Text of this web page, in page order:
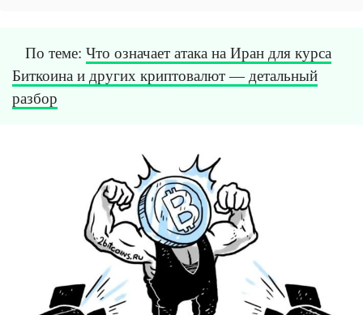
По теме: Что означает атака на Иран для курса
Биткоина и других криптовалют — детальный
разбор